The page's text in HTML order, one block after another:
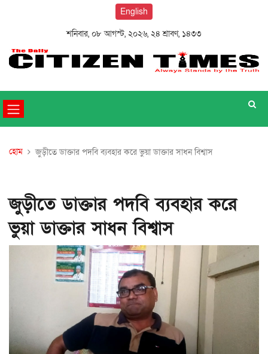
English
শনিবার, ০৮ আগস্ট, ২০২৬, ২৪ শ্রাবণ, ১৪৩৩
হোম জুড়ীতে ডাক্তার পদবি ব্যবহার করে ভুয়া ডাক্তার সাধন বিশ্বাস
জুড়ীতে ডাক্তার পদবি ব্যবহার করে
ভুয়া ডাক্তার সাধন বিশ্বাস